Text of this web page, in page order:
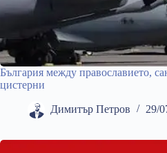
България между православието,
цистерни
Димитър Петров 29/